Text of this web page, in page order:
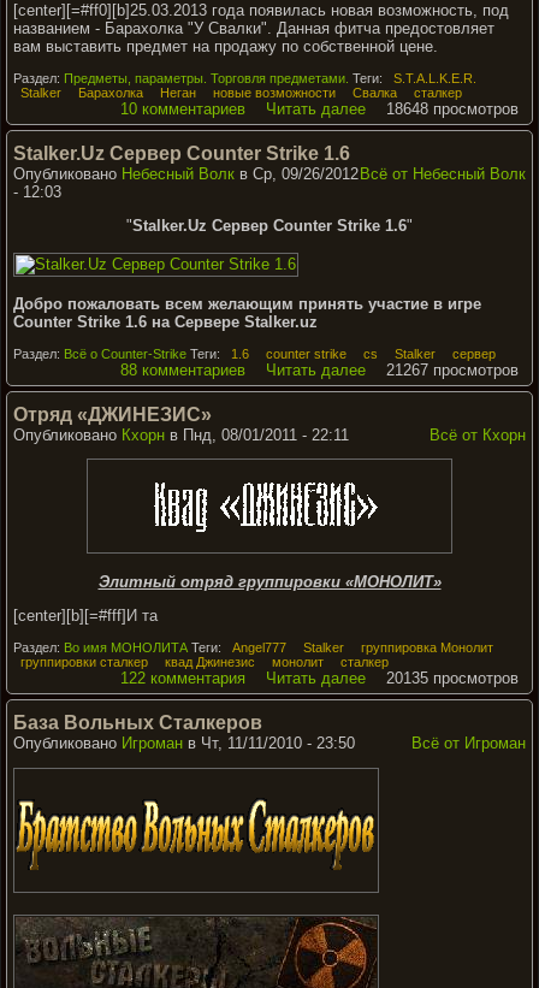
[center][=#ff0][b]25.03.2013 года появилась новая возможность, под
названием - Барахолка "У Свалки". Данная фитча предостовляет
вам выставить предмет на продажу по собственной цене.
Раздел: Предметы, параметры. Торговля предметами. Теги:
S.T.A.L.K.E.R.
Stalker
Барахолка Неган новые возможности Свалка сталкер
10 комментариев Читать далее 18648 просмотров
Stalker.Uz Сервер Counter Strike 1.6
Всё от Небесный Волк
Опубликовано Небесный Волк в Ср, 09/26/2012
- 12:03
"Stalker.Uz Сервер Counter Strike 1.6"
Добро пожаловать всем желающим принять участие в игре
Counter Strike 1.6 на Сервере Stalker.uz
Раздел: Всё о Counter-Strike Теги: 1.6 counter strike cs Stalker сервер
88 комментариев Читать далее 21267 просмотров
Отряд «ДЖИНЕЗИС»
Всё от Кхорн
Опубликовано Кхорн в Пнд, 08/01/2011 - 22:11
Элитный отряд группировки «МОНОЛИТ»
[center][b][=#fff]И та
Раздел: Во имя МОНОЛИТА Теги: Angel777 Stalker
группировка Монолит
группировки сталкер
квад Джинезис монолит сталкер
122 комментария Читать далее 20135 просмотров
База Вольных Сталкеров
Всё от Игроман
Опубликовано Игроман в Чт, 11/11/2010 - 23:50